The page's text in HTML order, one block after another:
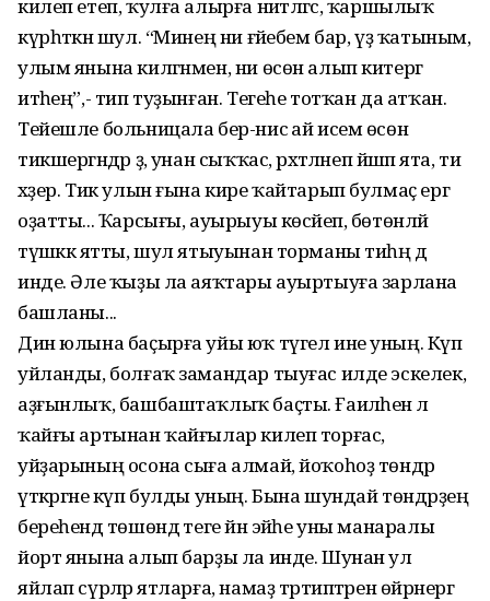
килеп етеп, ҡулға алырға ниәтләгәс, ҡаршылыҡ
күрһәткән шул. “Минең ни ғәйебем бар, үҙ ҡатыным,
улым янына килгәнмен, ни өсөн алып китергә
итәһең”,- тип туҙынған. Тегеһе тотҡан да атҡан.
Тейешле больницала бер-нисә ай исем өсөн
тикшергәндәр ҙә, унан сыҡҡас, рәхәтләнеп йәшәп ята, ти
хәҙер. Тик улын ғына кире ҡайтарып булмаҫ ергә
оҙатты... Ҡарсығы, ауырыуы көсәйеп, бөтөнләй
түшәккә ятты, шул ятыуынан торманы тиһәң дә
инде. Әле ҡыҙы ла аяҡтары ауыртыуға зарлана
башланы...
Дин юлына баҫырға уйы юҡ түгел ине уның. Күп
уйланды, болғаҡ замандар тыуғас илде эскелек,
аҙғынлыҡ, башбаштаҡлыҡ баҫты. Ғаиләһенә лә
ҡайғы артынан ҡайғылар килеп торғас,
уйҙарының осона сыға алмай, йоҡоһоҙ төндәр
үткәргәне күп булды уның. Бына шундай төндәрҙең
береһендә төшөндә теге йән эйәһе уны манаралы
йорт янына алып барҙы ла инде. Шунан ул
яйлап сүрәләр ятларға, намаҙ тәртиптәрен өйрәнергә